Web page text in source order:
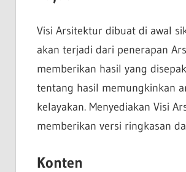
Visi Arsitektur dibuat di awal
akan terjadi dari penerapan
memberikan hasil yang
tentang hasil memungkinkan
kelayakan. Menyediakan Visi
memberikan versi ringkasan
Konten